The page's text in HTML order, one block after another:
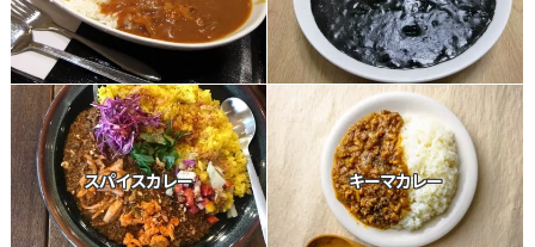
スパイスカレー キーマカレー